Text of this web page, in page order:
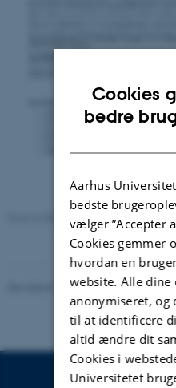
Paxlovid Interaktionsvejledning
Revideret 21.08.2025-Ellen
Cookies
bedre
Aarhus
bedste
vælger ”Accepter
Cookies gemmer
hvordan en
website. Alle dine
anonymiseret, og
til at identificere
altid ændre dit
Cookies i
Universitetet